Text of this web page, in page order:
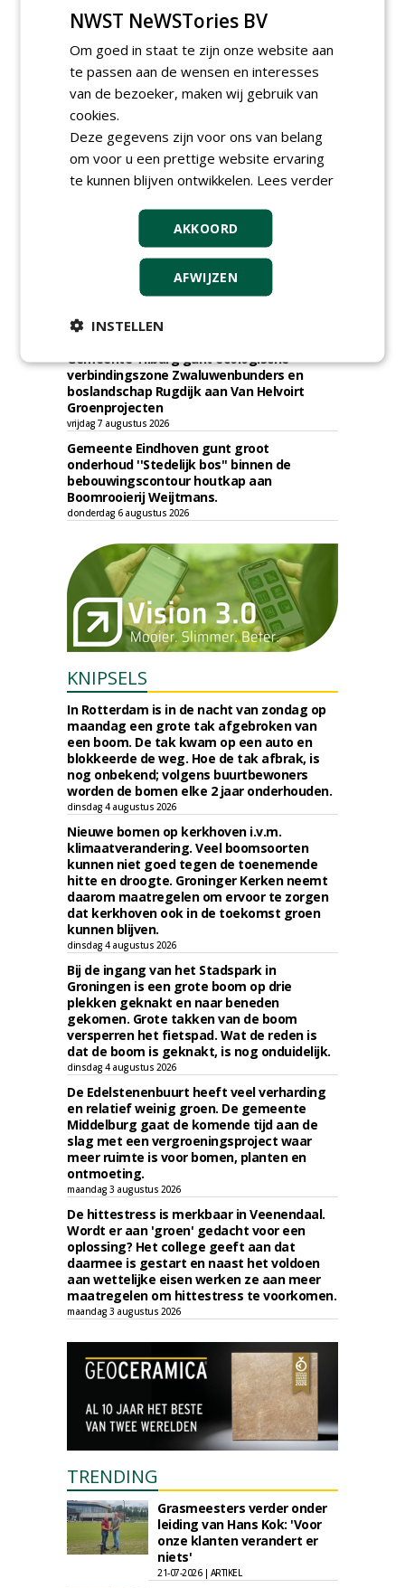
TENDERS
Gemeente Hoeksche Waard gunt
maaibestek watergangen 2026-2027 aan
Verhart Groen en Jaro.
vrijdag 7 augustus 2026
Gemeente Tilburg gunt raamovereenkomst
kap en herplant bomen aan J. van Esch.
vrijdag 7 augustus 2026
Gemeente Nissewaard gunt eeheer en
onderhoud openbare verlichting (OVL)
gemeenten Voorne aan Zee en Nissewaard
aan Ünsal Infratechniek.
vrijdag 7 augustus 2026
Gemeente Tilburg gunt ecologische
verbindingszone Zwaluwenbunders en
boslandschap Rugdijk aan Van Helvoirt
Groenprojecten
vrijdag 7 augustus 2026
Gemeente Eindhoven gunt groot
onderhoud ''Stedelijk bos'' binnen de
bebouwingscontour houtkap aan
Boomrooierij Weijtmans.
donderdag 6 augustus 2026
KNIPSELS
In Rotterdam is in de nacht van zondag op
maandag een grote tak afgebroken van
een boom. De tak kwam op een auto en
blokkeerde de weg. Hoe de tak afbrak, is
nog onbekend; volgens buurtbewoners
worden de bomen elke 2 jaar onderhouden.
dinsdag 4 augustus 2026
Nieuwe bomen op kerkhoven i.v.m.
klimaatverandering. Veel boomsoorten
kunnen niet goed tegen de toenemende
hitte en droogte. Groninger Kerken neemt
daarom maatregelen om ervoor te zorgen
dat kerkhoven ook in de toekomst groen
kunnen blijven.
dinsdag 4 augustus 2026
Bij de ingang van het Stadspark in
Groningen is een grote boom op drie
plekken geknakt en naar beneden
gekomen. Grote takken van de boom
versperren het fietspad. Wat de reden is
dat de boom is geknakt, is nog onduidelijk.
dinsdag 4 augustus 2026
De Edelstenenbuurt heeft veel verharding
en relatief weinig groen. De gemeente
Middelburg gaat de komende tijd aan de
slag met een vergroeningsproject waar
meer ruimte is voor bomen, planten en
ontmoeting.
maandag 3 augustus 2026
De hittestress is merkbaar in Veenendaal.
Wordt er aan 'groen' gedacht voor een
oplossing? Het college geeft aan dat
daarmee is gestart en naast het voldoen
aan wettelijke eisen werken ze aan meer
maatregelen om hittestress te voorkomen.
maandag 3 augustus 2026
TRENDING
Grasmeesters verder onder
leiding van Hans Kok: 'Voor
onze klanten verandert er
niets'
21-07-2026 | ARTIKEL
NWST NeWSTories BV
Om goed in staat te zijn onze website aan
te passen aan de wensen en interesses
van de bezoeker, maken wij gebruik van
cookies.
Deze gegevens zijn voor ons van belang
om voor u een prettige website ervaring
te kunnen blijven ontwikkelen. Lees verder
AKKOORD
AFWIJZEN
INSTELLEN